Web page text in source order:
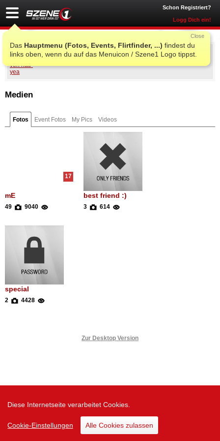
Diese Internetseite verarbeitet Cookies.
Cookie-Einstellungen Alle Cookies zulassen
Schon Registriert?
Logg Dich ein!
Das Hauptmenu (Fotos, Events, Flirtfinder, ...) findest du
links oben, wenn du auf das Menuicon / Szene1 Logo tippst.
Close
nati-yea
Medien
Fotos Event Fotos My Pics Videos
17
mE
49 9040
best friend :)
3 614
special
2 4428
Zur Desktop Version